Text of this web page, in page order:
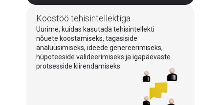
Uurime, kuidas kasutada tehisintellekti
nõuete koostamiseks, tagasiside
analüüsimiseks, ideede genereerimiseks,
hüpoteeside valideerimiseks ja igapäevaste
protsesside kiirendamiseks.
Koostöö tehisintellektiga